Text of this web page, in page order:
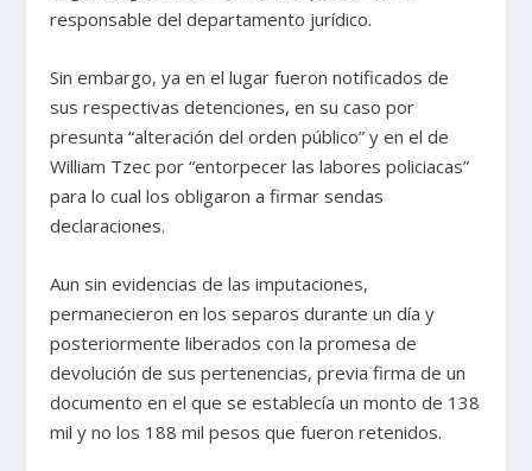
responsable del departamento jurídico.
Sin embargo, ya en el lugar fueron notificados de
sus respectivas detenciones, en su caso por
presunta “alteración del orden público” y en el de
William Tzec por “entorpecer las labores policiacas”
para lo cual los obligaron a firmar sendas
declaraciones.
Aun sin evidencias de las imputaciones,
permanecieron en los separos durante un día y
posteriormente liberados con la promesa de
devolución de sus pertenencias, previa firma de un
documento en el que se establecía un monto de 138
mil y no los 188 mil pesos que fueron retenidos.